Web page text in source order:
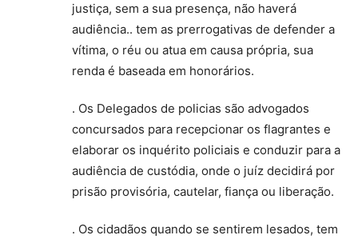
justiça, sem a sua presença, não haverá
audiência.. tem as prerrogativas de defender a
vítima, o réu ou atua em causa própria, sua
renda é baseada em honorários.
. Os Delegados de policias são advogados
concursados para recepcionar os flagrantes e
elaborar os inquérito policiais e conduzir para a
audiência de custódia, onde o juíz decidirá por
prisão provisória, cautelar, fiança ou liberação.
. Os cidadãos quando se sentirem lesados, tem